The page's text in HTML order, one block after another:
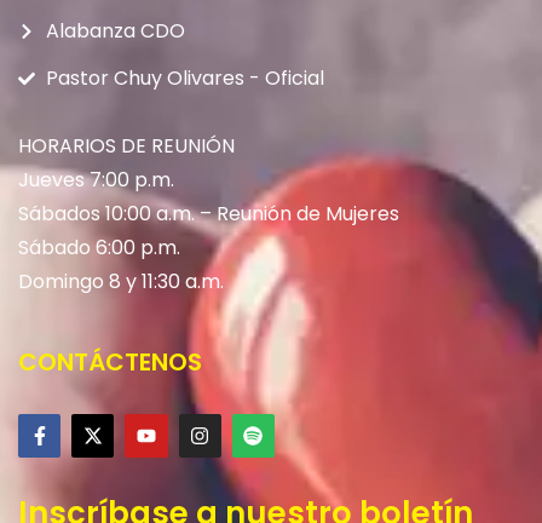
Alabanza CDO
Pastor Chuy Olivares - Oficial
HORARIOS DE REUNIÓN
Jueves 7:00 p.m.
Sábados 10:00 a.m. – Reunión de Mujeres
Sábado 6:00 p.m.
Domingo 8 y 11:30 a.m.
CONTÁCTENOS
Inscríbase a nuestro boletín